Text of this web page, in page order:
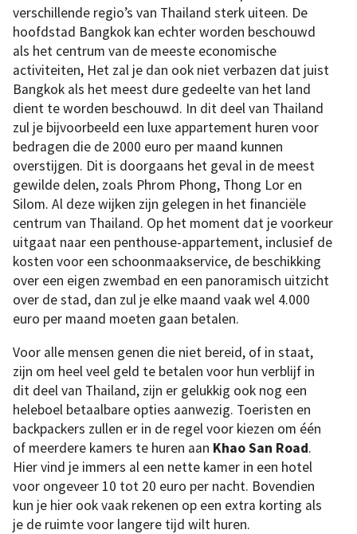
verschillende regio’s van Thailand sterk uiteen. De
hoofdstad Bangkok kan echter worden beschouwd
als het centrum van de meeste economische
activiteiten, Het zal je dan ook niet verbazen dat juist
Bangkok als het meest dure gedeelte van het land
dient te worden beschouwd. In dit deel van Thailand
zul je bijvoorbeeld een luxe appartement huren voor
bedragen die de 2000 euro per maand kunnen
overstijgen. Dit is doorgaans het geval in de meest
gewilde delen, zoals Phrom Phong, Thong Lor en
Silom. Al deze wijken zijn gelegen in het financiële
centrum van Thailand. Op het moment dat je voorkeur
uitgaat naar een penthouse-appartement, inclusief de
kosten voor een schoonmaakservice, de beschikking
over een eigen zwembad en een panoramisch uitzicht
over de stad, dan zul je elke maand vaak wel 4.000
euro per maand moeten gaan betalen.
Voor alle mensen genen die niet bereid, of in staat,
zijn om heel veel geld te betalen voor hun verblijf in
dit deel van Thailand, zijn er gelukkig ook nog een
heleboel betaalbare opties aanwezig. Toeristen en
backpackers zullen er in de regel voor kiezen om één
of meerdere kamers te huren aan Khao San Road.
Hier vind je immers al een nette kamer in een hotel
voor ongeveer 10 tot 20 euro per nacht. Bovendien
kun je hier ook vaak rekenen op een extra korting als
je de ruimte voor langere tijd wilt huren.